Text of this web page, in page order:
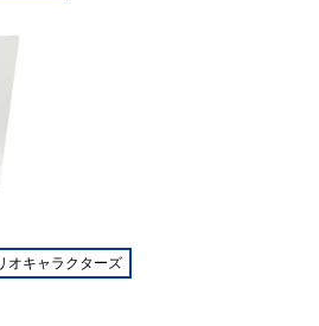
オキャラクターズ